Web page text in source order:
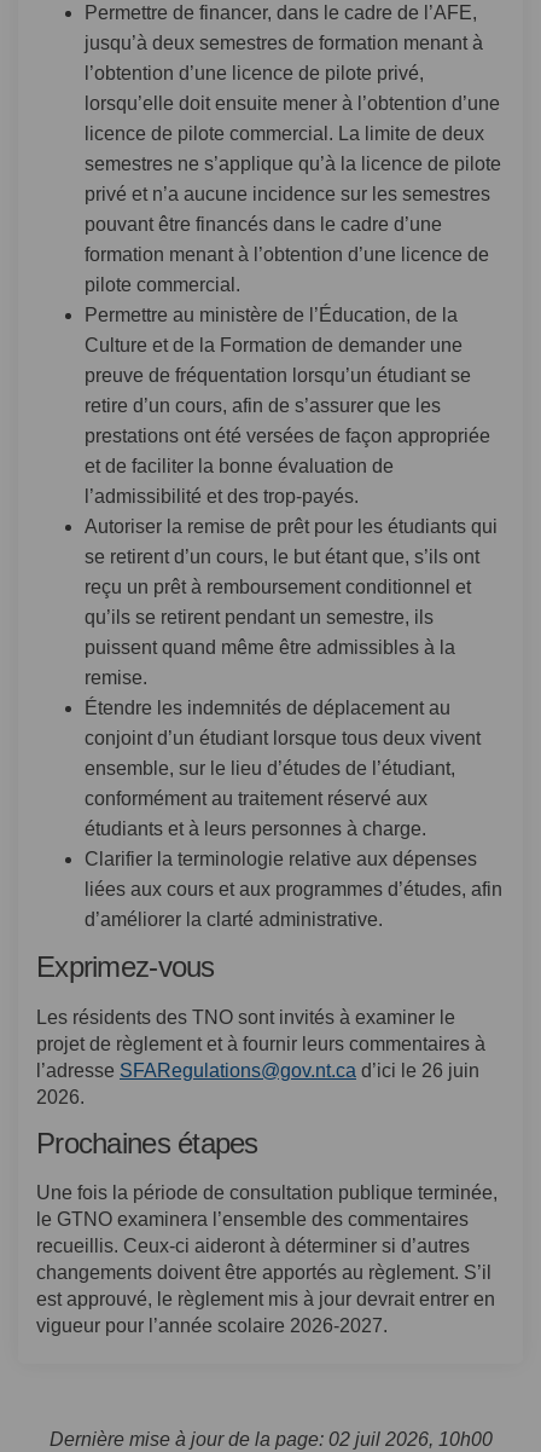
Permettre de financer, dans le cadre de l’AFE,
jusqu’à deux semestres de formation menant à
l’obtention d’une licence de pilote privé,
lorsqu’elle doit ensuite mener à l’obtention d’une
licence de pilote commercial. La limite de deux
semestres ne s’applique qu’à la licence de pilote
privé et n’a aucune incidence sur les semestres
pouvant être financés dans le cadre d’une
formation menant à l’obtention d’une licence de
pilote commercial.
Permettre au ministère de l’Éducation, de la
Culture et de la Formation de demander une
preuve de fréquentation lorsqu’un étudiant se
retire d’un cours, afin de s’assurer que les
prestations ont été versées de façon appropriée
et de faciliter la bonne évaluation de
l’admissibilité et des trop-payés.
Autoriser la remise de prêt pour les étudiants qui
se retirent d’un cours, le but étant que, s’ils ont
reçu un prêt à remboursement conditionnel et
qu’ils se retirent pendant un semestre, ils
puissent quand même être admissibles à la
remise.
Étendre les indemnités de déplacement au
conjoint d’un étudiant lorsque tous deux vivent
ensemble, sur le lieu d’études de l’étudiant,
conformément au traitement réservé aux
étudiants et à leurs personnes à charge.
Clarifier la terminologie relative aux dépenses
liées aux cours et aux programmes d’études, afin
d’améliorer la clarté administrative.
Exprimez-vous
Les résidents des TNO sont invités à examiner le
projet de règlement et à fournir leurs commentaires à
l’adresse SFARegulations@gov.nt.ca (Liens externes)
d’ici le 26 juin
2026.
Prochaines étapes
Une fois la période de consultation publique terminée,
le GTNO examinera l’ensemble des commentaires
recueillis. Ceux-ci aideront à déterminer si d’autres
changements doivent être apportés au règlement. S’il
est approuvé, le règlement mis à jour devrait entrer en
vigueur pour l’année scolaire 2026-2027.
Dernière mise à jour de la page: 02 juil 2026, 10h00